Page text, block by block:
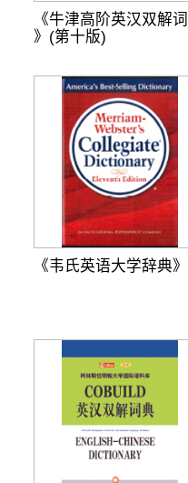
《牛津高阶英汉双解
》(第十版)
《韦氏英语大学辞典》